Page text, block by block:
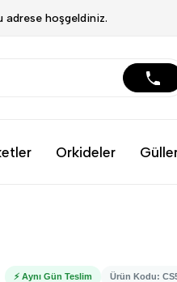
adrese hoşgeldiniz.
Orkideler
⚡ Aynı Gün Teslim Ürün Kodu: